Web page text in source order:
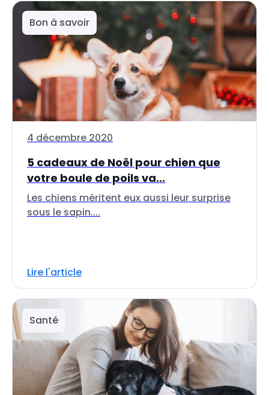
Bon à savoir
4 décembre 2020
5 cadeaux de Noël pour chien que
votre boule de poils va...
Les chiens méritent eux aussi leur surprise
sous le sapin....
Lire l'article
Santé